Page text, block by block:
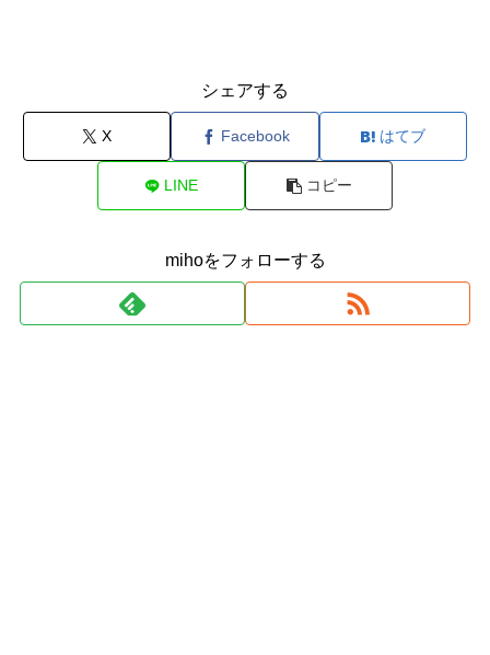
シェアする
X Facebook はてブ
LINE コピー
mihoをフォローする